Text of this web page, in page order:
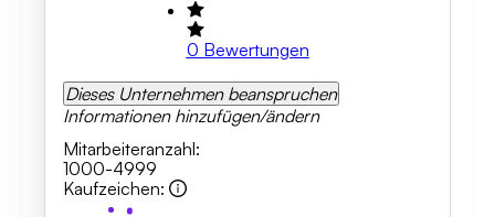
0 Bewertungen
Dieses Unternehmen beanspruchen
Informationen hinzufügen/ändern
Mitarbeiteranzahl:
1000-4999
Kaufzeichen: